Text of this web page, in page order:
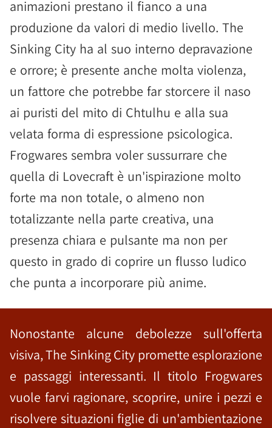
animazioni prestano il fianco a una
produzione da valori di medio livello. The
Sinking City ha al suo interno depravazione
e orrore; è presente anche molta violenza,
un fattore che potrebbe far storcere il naso
ai puristi del mito di Chtulhu e alla sua
velata forma di espressione psicologica.
Frogwares sembra voler sussurrare che
quella di Lovecraft è un'ispirazione molto
forte ma non totale, o almeno non
totalizzante nella parte creativa, una
presenza chiara e pulsante ma non per
questo in grado di coprire un flusso ludico
che punta a incorporare più anime.
Nonostante alcune debolezze sull'offerta
visiva, The Sinking City promette esplorazione
e passaggi interessanti. Il titolo Frogwares
vuole farvi ragionare, scoprire, unire i pezzi e
risolvere situazioni figlie di un'ambientazione